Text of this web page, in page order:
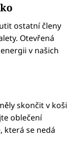
ostatní členy
Otevřená
v našich
skončit v koši
oblečení
která se nedá